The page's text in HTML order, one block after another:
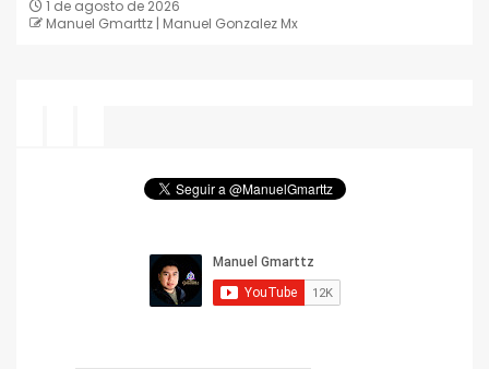
1 de agosto de 2026
Manuel Gmarttz | Manuel Gonzalez Mx